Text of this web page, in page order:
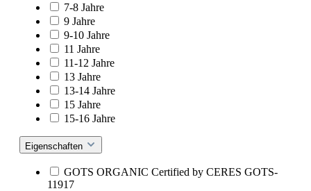
7-8 Jahre
9 Jahre
9-10 Jahre
11 Jahre
11-12 Jahre
13 Jahre
13-14 Jahre
15 Jahre
15-16 Jahre
Eigenschaften
GOTS ORGANIC Certified by CERES GOTS-
11917